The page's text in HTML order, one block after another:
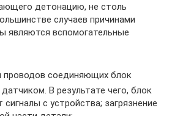
детонацию, не столь
случаев причинами
являются вспомогательные
проводов соединяющих блок
В результате чего, блок
сигналы с устройства; загрязнение